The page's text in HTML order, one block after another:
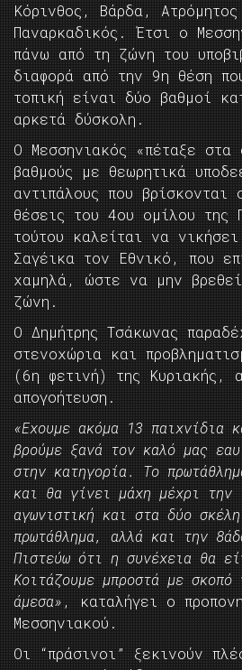
Κόρινθος, Βάρδα,
Παναρκαδικός. Έτσι ο
πάνω από τη ζώνη του
διαφορά από την 9η θέση
τοπική είναι δύο βαθμοί
αρκετά δύσκολη.
Ο Μεσσηνιακός «πέταξε στα
βαθμούς με θεωρητικά
αντιπάλους που βρίσκονται
θέσεις του 4ου ομίλου της
τούτου καλείται να
Σαγέικα τον Εθνικό, που
χαμηλά, ώστε να μην
ζώνη.
Ο Δημήτρης Τσάκωνας
στενοχώρια και
(6η φετινή) της Κυριακής,
απογοήτευση.
«Εχουμε ακόμα 13 παιχνίδια
βρούμε ξανά τον καλό μας
στην κατηγορία. Το
και θα γίνει μάχη μέχρι την
αγωνιστική και στα δύο
πρωτάθλημα, αλλά και την
Πιστεύω ότι η συνέχεια θα
Κοιτάζουμε μπροστά με σκοπό
άμεσα» , καταλήγει ο
Μεσσηνιακού.
Οι “πράσινοι” ξεκινούν